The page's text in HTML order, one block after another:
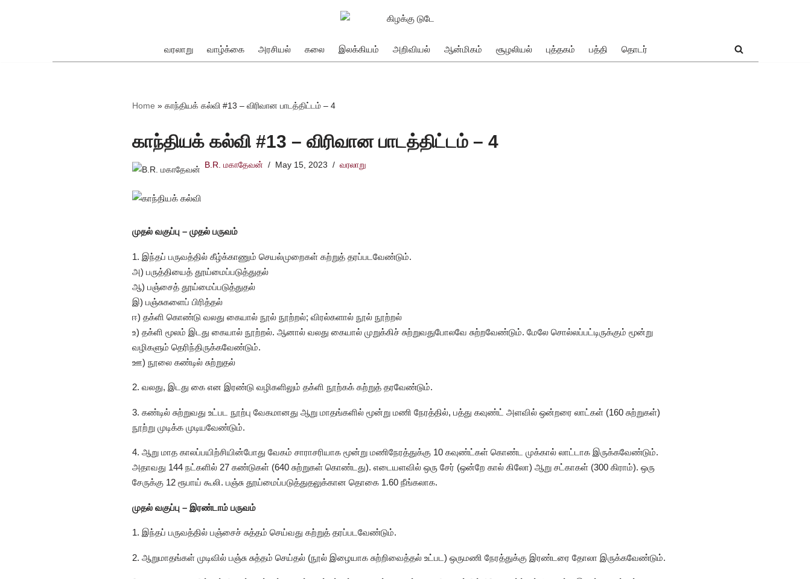
வரலாறு வாழ்க்கை அரசியல் கலை இலக்கியம் அறிவியல் ஆன்மிகம் சூழலியல் புத்தகம் பத்தி தொடர்
Home » காந்தியக் கல்வி #13 – விரிவான பாடத்திட்டம் – 4
காந்தியக் கல்வி #13 – விரிவான பாடத்திட்டம் – 4
B.R. மகாதேவன் May 15, 2023 வரலாறு
முதல் வகுப்பு – முதல் பருவம்
1. இந்தப் பருவத்தில் கீழ்க்காணும் செயல்முறைகள் கற்றுத் தரப்படவேண்டும்.
அ) பருத்தியைத் தூய்மைப்படுத்துதல்
ஆ) பஞ்சைத் தூய்மைப்படுத்துதல்
இ) பஞ்சுகளைப் பிரித்தல்
ஈ) தக்ளி கொண்டு வலது கையால் நூல் நூற்றல்; விரல்களால் நூல் நூற்றல்
உ) தக்ளி மூலம் இடது கையால் நூற்றல். ஆனால் வலது கையால் முறுக்கிச் சுற்றுவதுபோலவே சுற்றவேண்டும். மேலே சொல்லப்பட்டிருக்கும் மூன்று
வழிகளும் தெரிந்திருக்கவேண்டும்.
ஊ) நூலை கண்டில் சுற்றுதல்
2. வலது, இடது கை என இரண்டு வழிகளிலும் தக்ளி நூற்கக் கற்றுத் தரவேண்டும்.
3. கண்டில் சுற்றுவது உட்பட நூற்பு வேகமானது ஆறு மாதங்களில் மூன்று மணி நேரத்தில், பத்து கவுண்ட் அளவில் ஒன்றரை லாட்கள் (160 சுற்றுகள்)
நூற்று முடிக்க முடியவேண்டும்.
4. ஆறு மாத காலப்பயிற்சியின்போது வேகம் சாராசரியாக மூன்று மணிநேரத்துக்கு 10 கவுண்ட்கள் கொண்ட முக்கால் லாட்டாக இருக்கவேண்டும்.
அதாவது 144 நட்களில் 27 கண்டுகள் (640 சுற்றுகள் கொண்டது). எடையளவில் ஒரு சேர் (ஒன்றே கால் கிலோ) ஆறு சட்காகள் (300 கிராம்). ஒரு
சேருக்கு 12 ரூபாய் கூலி. பஞ்சு தூய்மைப்படுத்துதலுக்கான தொகை 1.60 நீங்கலாக.
முதல் வகுப்பு – இரண்டாம் பருவம்
1. இந்தப் பருவத்தில் பஞ்சைச் சுத்தம் செய்வது கற்றுத் தரப்படவேண்டும்.
2. ஆறுமாதங்கள் முடிவில் பஞ்சு சுத்தம் செய்தல் (நூல் இழையாக சுற்றிவைத்தல் உட்பட) ஒருமணி நேரத்துக்கு இரண்டரை தோலா இருக்கவேண்டும்.